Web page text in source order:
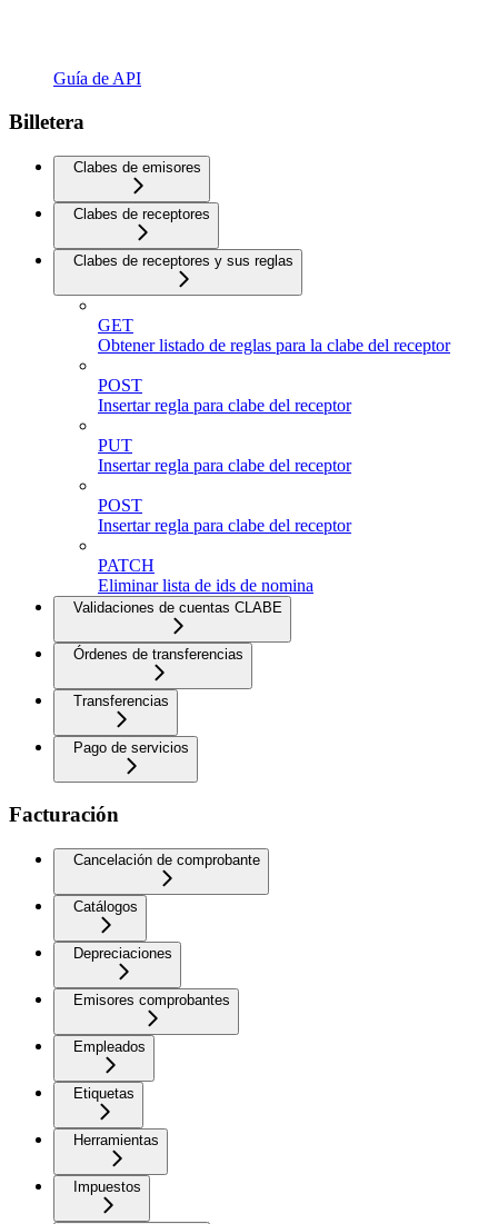
Guía de API
Billetera
Clabes de emisores
Clabes de receptores
Clabes de receptores y sus reglas
GET
Obtener listado de reglas para la clabe del receptor
POST
Insertar regla para clabe del receptor
PUT
Insertar regla para clabe del receptor
POST
Insertar regla para clabe del receptor
PATCH
Eliminar lista de ids de nomina
Validaciones de cuentas CLABE
Órdenes de transferencias
Transferencias
Pago de servicios
Facturación
Cancelación de comprobante
Catálogos
Depreciaciones
Emisores comprobantes
Empleados
Etiquetas
Herramientas
Impuestos